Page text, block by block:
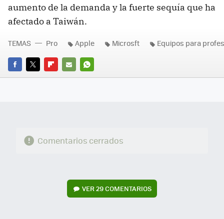
aumento de la demanda y la fuerte sequía que ha
afectado a Taiwán.
FACEBOOK
TWITTERFLIPBOARD
E-
WHATSAPP
TEMAS Pro Apple Microsft Equipos para
Comentarios cerrados
VER29 COMENTARIOS